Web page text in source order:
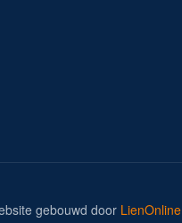
gebouwd door LienOnline